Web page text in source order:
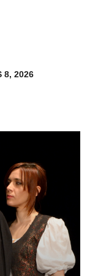
8, 2026